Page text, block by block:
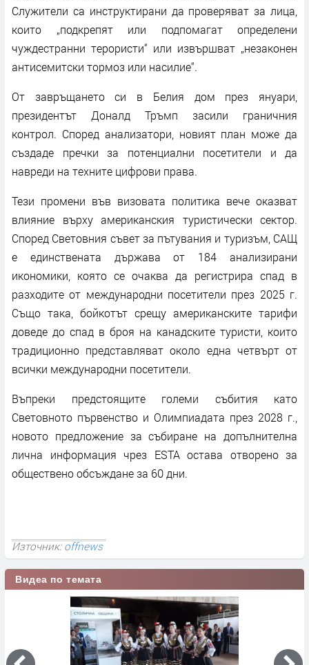
Служители са инструктирани да проверяват за лица,
които „подкрепят или подпомагат определени
чуждестранни терористи“ или извършват „незаконен
антисемитски тормоз или насилие“.
От завръщането си в Белия дом през януари,
президентът Доналд Тръмп засили граничния
контрол. Според анализатори, новият план може да
създаде пречки за потенциални посетители и да
навреди на техните цифрови права.
Тези промени във визовата политика вече оказват
влияние върху американския туристически сектор.
Според Световния съвет за пътувания и туризъм, САЩ
е единствената държава от 184 анализирани
икономики, която се очаква да регистрира спад в
разходите от международни посетители през 2025 г.
Също така, бойкотът срещу американските тарифи
доведе до спад в броя на канадските туристи, които
традиционно представляват около една четвърт от
всички международни посетители.
Въпреки предстоящите големи събития като
Световното първенство и Олимпиадата през 2028 г.,
новото предложение за събиране на допълнителна
лична информация чрез ESTA остава отворено за
обществено обсъждане за 60 дни.
Източник:offnews
Видеа по темата